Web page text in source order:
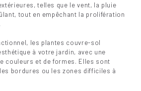
telles que le vent, la pluie
tout en empêchant la prolifération
les plantes couvre-sol
à votre jardin, avec une
couleurs et de formes. Elles sont
bordures ou les zones difficiles à